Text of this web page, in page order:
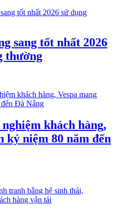
sang tốt nhất 2026
thường
khách hàng,
kỷ niệm 80 năm đến